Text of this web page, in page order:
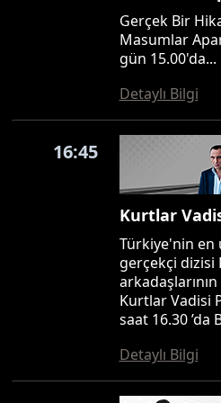
Gerçek Bir
Masumlar
gün 15.00'da...
Detaylı Bilgi
16:45
Kurtlar
Türkiye'nin en
gerçekçi dizisi
Kurtlar Vadisi
saat 16.30 ’da
Detaylı Bilgi